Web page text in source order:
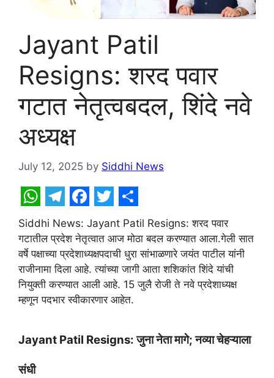
Jayant Patil
Resigns: शरद पवार
गटात नेतृत्वबदल, शिंदे नवे
अध्यक्ष
July 12, 2025 by Siddhi News
W
h
a
t
s
A
p
p
T
e
l
e
g
a
F
a
c
e
b
o
T
w
i
t
t
r
S
h
a
r
e
Siddhi News: Jayant Patil Resigns: शरद पवार
गटातील प्रदेश नेतृत्वात आज मोठा बदल करण्यात आला.गेली सात
वर्षे पक्षाच्या प्रदेशाध्यक्षपदाची धुरा सांभाळणारे जयंत पाटील यांनी
राजीनामा दिला आहे. त्यांच्या जागी आता शशिकांत शिंदे यांची
नियुक्ती करण्यात आली आहे. 15 जुलै रोजी ते नवे प्रदेशाध्यक्ष
म्हणून पदभार स्वीकारणार आहेत.
Jayant Patil Resigns: जुना नेता मागे; नव्या चेहऱ्याला
संधी